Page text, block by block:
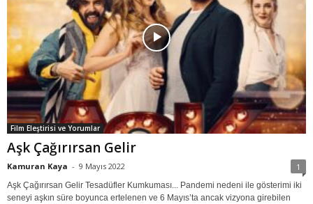
Film Eleştirisi ve Yorumlar
Aşk Çağırırsan Gelir
Kamuran Kaya - 9 Mayıs 2022 1
Aşk Çağırırsan Gelir Tesadüfler Kumkuması... Pandemi nedeni ile gösterimi iki
seneyi aşkın süre boyunca ertelenen ve 6 Mayıs’ta ancak vizyona girebilen